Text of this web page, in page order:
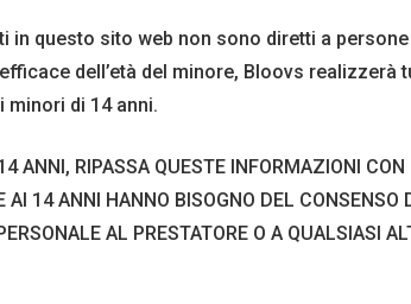
in questo sito web non sono diretti a
dell’età del minore, Bloovs
minori di 14 anni.
ANNI, RIPASSA QUESTE INFORMAZIONI
AI 14 ANNI HANNO BISOGNO DEL
AL PRESTATORE O A QUALSIASI